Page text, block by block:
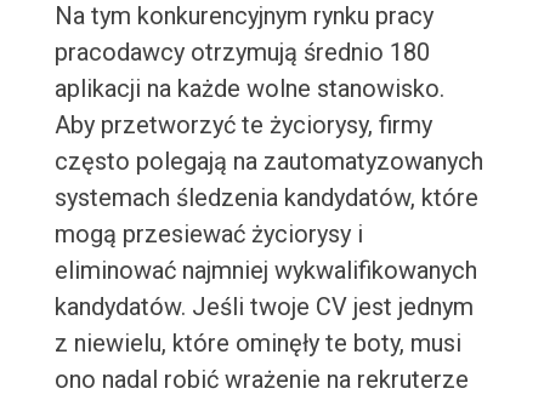
Na tym konkurencyjnym rynku pracy
pracodawcy otrzymują średnio 180
aplikacji na każde wolne stanowisko.
Aby przetworzyć te życiorysy, firmy
często polegają na zautomatyzowanych
systemach śledzenia kandydatów, które
mogą przesiewać życiorysy i
eliminować najmniej wykwalifikowanych
kandydatów. Jeśli twoje CV jest jednym
z niewielu, które ominęły te boty, musi
ono nadal robić wrażenie na rekruterze